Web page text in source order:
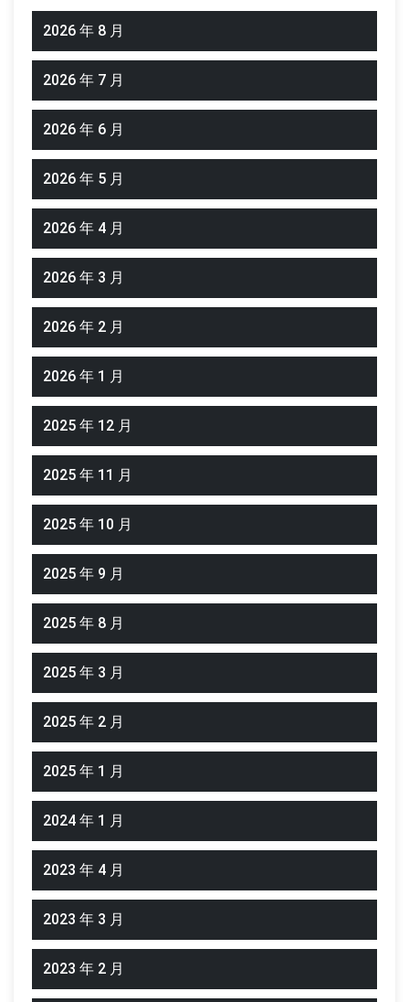
2026 年 8 月
2026 年 7 月
2026 年 6 月
2026 年 5 月
2026 年 4 月
2026 年 3 月
2026 年 2 月
2026 年 1 月
2025 年 12 月
2025 年 11 月
2025 年 10 月
2025 年 9 月
2025 年 8 月
2025 年 3 月
2025 年 2 月
2025 年 1 月
2024 年 1 月
2023 年 4 月
2023 年 3 月
2023 年 2 月